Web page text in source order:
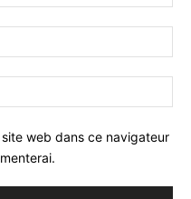
web dans ce navigateur